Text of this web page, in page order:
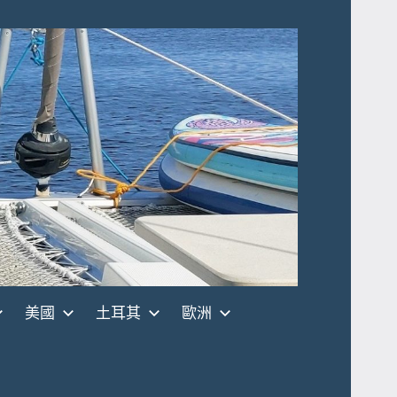
美國 土耳其 歐洲